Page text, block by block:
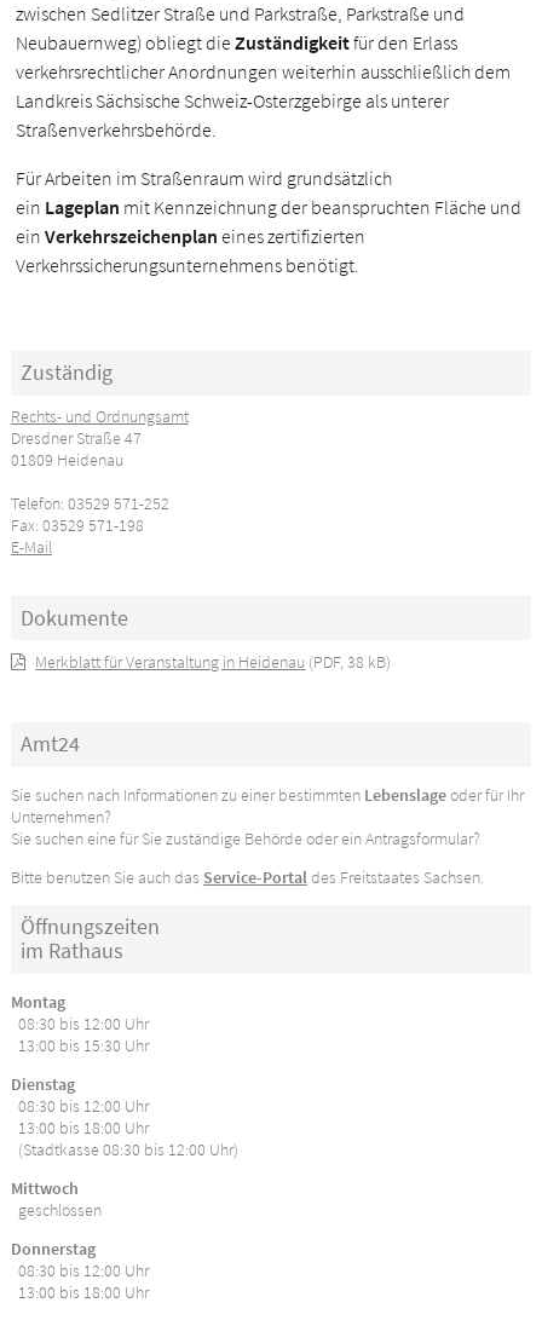
zwischen Sedlitzer Straße und Parkstraße, Parkstraße und
Neubauernweg) obliegt dieZuständigkeitfür den Erlass
verkehrsrechtlicher Anordnungen weiterhin ausschließlich dem
Landkreis Sächsische Schweiz-Osterzgebirge als unterer
Straßenverkehrsbehörde.
Für Arbeiten im Straßenraum wird grundsätzlich
ein Lageplan mit Kennzeichnung der beanspruchten Fläche und
einVerkehrszeichenplan eines zertifizierten
Verkehrssicherungsunternehmens benötigt.
Zuständig
Rechts- und Ordnungsamt
Dresdner Straße 47
01809 Heidenau
Telefon: 03529 571-252
Fax: 03529 571-198
E-Mail
Dokumente
Merkblatt für Veranstaltung in Heidenau (PDF, 38 kB)
Amt24
Sie suchen nach Informationen zu einer bestimmten Lebenslageoder für Ihr
Unternehmen?
Sie suchen eine für Sie zuständige Behörde oder ein Antragsformular?
Bitte benutzen Sie auch das Service-Portaldes Freitstaates Sachsen.
Öffnungszeiten
im Rathaus
Montag
08:30 bis 12:00 Uhr
13:00 bis 15:30 Uhr
Dienstag
08:30 bis 12:00 Uhr
13:00 bis 18:00 Uhr
(Stadtkasse 08:30 bis 12:00 Uhr)
Mittwoch
geschlossen
Donnerstag
08:30 bis 12:00 Uhr
13:00 bis 18:00 Uhr